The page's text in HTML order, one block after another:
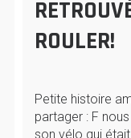
ROULER!
Petite histoire
partager : F
son vélo qui